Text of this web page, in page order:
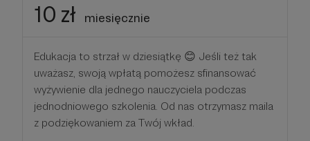
10 zł miesięcznie
Edukacja to strzał w dziesiątkę 😊 Jeśli też tak
uważasz, swoją wpłatą pomożesz sfinansować
wyżywienie dla jednego nauczyciela podczas
jednodniowego szkolenia. Od nas otrzymasz maila
z podziękowaniem za Twój wkład.